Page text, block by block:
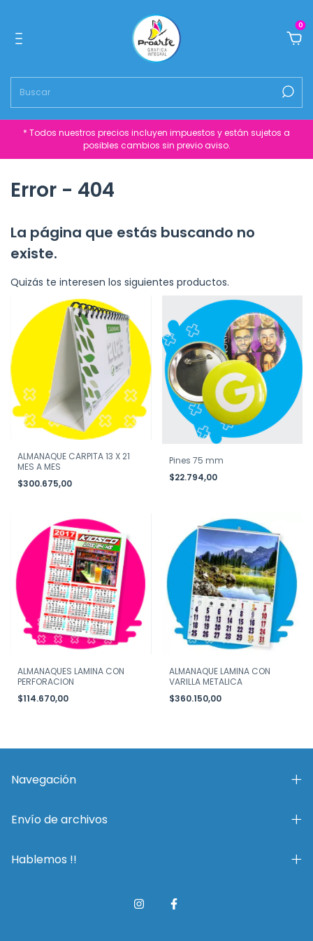
0
* Todos nuestros precios incluyen impuestos y están sujetos a
posibles cambios sin previo aviso.
Error - 404
La página que estás buscando no
existe.
Quizás te interesen los siguientes productos.
ALMANAQUE CARPITA 13 X 21
MES A MES
$300.675,00
Pines 75 mm
$22.794,00
ALMANAQUES LAMINA CON
PERFORACION
$114.670,00
ALMANAQUE LAMINA CON
VARILLA METALICA
$360.150,00
Navegación
Envío de archivos
Hablemos !!